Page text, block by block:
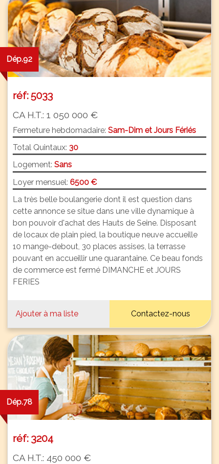
Dép.92
réf: 5033
CA H.T.: 1 050 000 €
Fermeture hebdomadaire: Sam-Dim et Jours Fériés
Total Quintaux: 30
Logement: Sans
Loyer mensuel: 6500 €
La très belle boulangerie dont il est question dans
cette annonce se situe dans une ville dynamique à
bon pouvoir d'achat des Hauts de Seine. Disposant
de locaux de plain pied, la boutique neuve accueille
10 mange-debout, 30 places assises, la terrasse
pouvant en accueillir une quarantaine. Ce beau fonds
de commerce est fermé DIMANCHE et JOURS
FERIES
Ajouter à ma liste Contactez-nous
Dép.78
réf: 3204
CA H.T.: 450 000 €